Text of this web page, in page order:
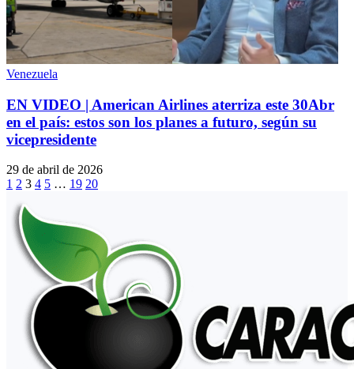
Venezuela
EN VIDEO | American Airlines aterriza este 30Abr
en el país: estos son los planes a futuro, según su
vicepresidente
29 de abril de 2026
1 2 3 4 5 … 19 20